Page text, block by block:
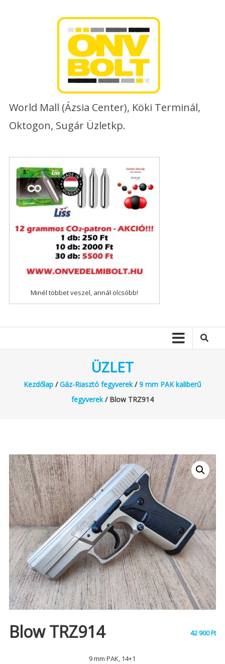
World Mall (Ázsia Center), Köki Terminál,
Oktogon, Sugár Üzletkp.
Minél többet veszel, annál olcsóbb!
ÜZLET
Kezdőlap/Gáz-Riasztó fegyverek/9 mm PAK kaliberű
fegyverek/ Blow TRZ914
Blow TRZ914 42 900Ft
9 mm PAK, 14+1